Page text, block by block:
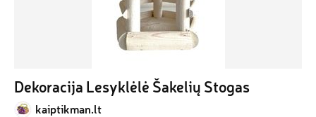
Dekoracija Lesyklėlė Šakelių Stogas
kaiptikman.lt